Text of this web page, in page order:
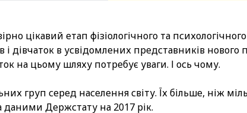
цікавий етап фізіологічного та
дівчаток в усвідомлених представників нового
на цьому шляху потребує уваги. І ось чому.
груп серед населення світу. Їх більше, ніж
даними Держстату на 2017 рік.